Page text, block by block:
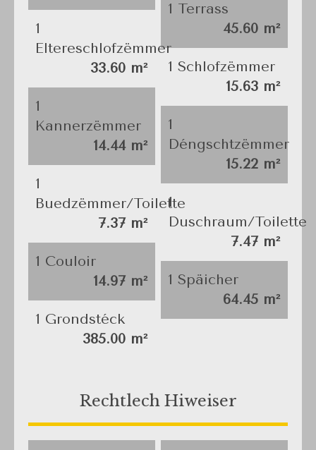
1 Terrass
45.60 m²
1
Eltereschlofzëmmer
33.60 m²
1 Schlofzëmmer
15.63 m²
1
Kannerzëmmer
14.44 m²
1
Déngschtzëmmer
15.22 m²
1
Buedzëmmer/Toilette
7.37 m²
1
Duschraum/Toilette
7.47 m²
1 Couloir
14.97 m²
1 Späicher
64.45 m²
1 Grondstéck
385.00 m²
Rechtlech Hiweiser